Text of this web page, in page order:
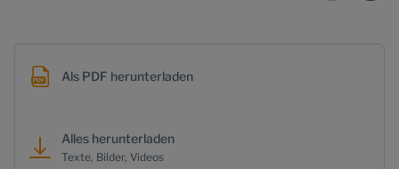
Als PDF herunterladen
Alles herunterladen
Texte, Bilder, Videos